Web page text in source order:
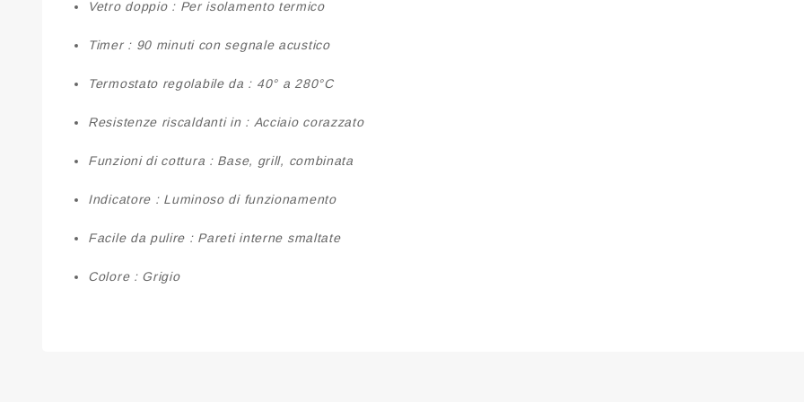
Vetro doppio : Per isolamento termico
Timer : 90 minuti con segnale acustico
Termostato regolabile da : 40° a 280°C
Resistenze riscaldanti in : Acciaio corazzato
Funzioni di cottura : Base, grill, combinata
Indicatore : Luminoso di funzionamento
Facile da pulire : Pareti interne smaltate
Colore : Grigio